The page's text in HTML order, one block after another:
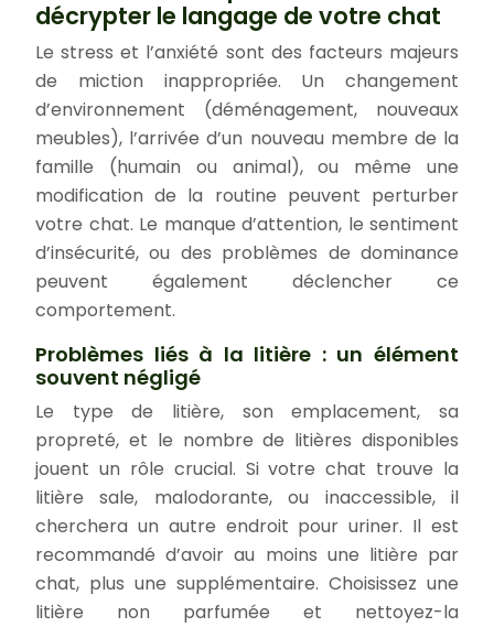
décrypter le langage de votre chat
Le stress et l’anxiété sont des facteurs majeurs
de miction inappropriée. Un changement
d’environnement (déménagement, nouveaux
meubles), l’arrivée d’un nouveau membre de la
famille (humain ou animal), ou même une
modification de la routine peuvent perturber
votre chat. Le manque d’attention, le sentiment
d’insécurité, ou des problèmes de dominance
peuvent également déclencher ce
comportement.
Problèmes liés à la litière : un élément
souvent négligé
Le type de litière, son emplacement, sa
propreté, et le nombre de litières disponibles
jouent un rôle crucial. Si votre chat trouve la
litière sale, malodorante, ou inaccessible, il
cherchera un autre endroit pour uriner. Il est
recommandé d’avoir au moins une litière par
chat, plus une supplémentaire. Choisissez une
litière non parfumée et nettoyez-la